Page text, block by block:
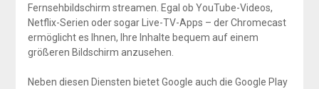
Fernsehbildschirm streamen. Egal ob YouTube-Videos,
Netflix-Serien oder sogar Live-TV-Apps – der Chromecast
ermöglicht es Ihnen, Ihre Inhalte bequem auf einem
größeren Bildschirm anzusehen.
Neben diesen Diensten bietet Google auch die Google Play